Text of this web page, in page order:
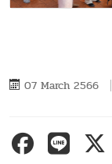
07 March 2566